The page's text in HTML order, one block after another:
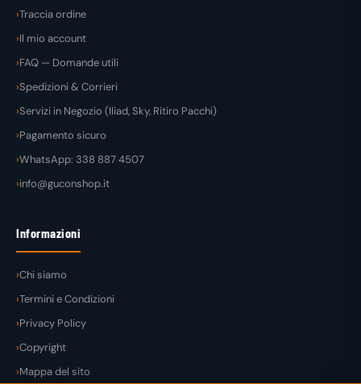
Traccia ordine
Il mio account
FAQ — Domande utili
Spedizioni & Corrieri
Servizi in Negozio (Iliad, Sky, Ritiro Pacchi)
Pagamento sicuro
WhatsApp: 338 887 4507
info@guconshop.it
Informazioni
Chi siamo
Termini e Condizioni
Privacy Policy
Copyright
Mappa del sito